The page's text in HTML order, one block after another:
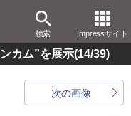
検索 Impressサイト
カム”を展示(14/39)
次の画像